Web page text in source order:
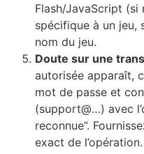
Flash/JavaScript (si
spécifique à un jeu,
nom du jeu.
Doute sur une
autorisée apparaît,
mot de passe et
(support@…) avec
reconnue”.
exact de l’opération.